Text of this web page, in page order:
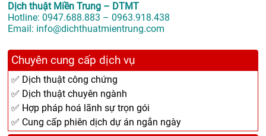
Dịch thuật Miền Trung – DTMT
Hotline: 0947.688.883 – 0963.918.438
Email: info@dichthuatmientrung.com
Chuyên cung cấp dịch vụ
✅ Dịch thuật công chứng
✅ Dịch thuật chuyên ngành
✅ Hợp pháp hoá lãnh sự trọn gói
✅ Cung cấp phiên dịch dự án ngắn ngày